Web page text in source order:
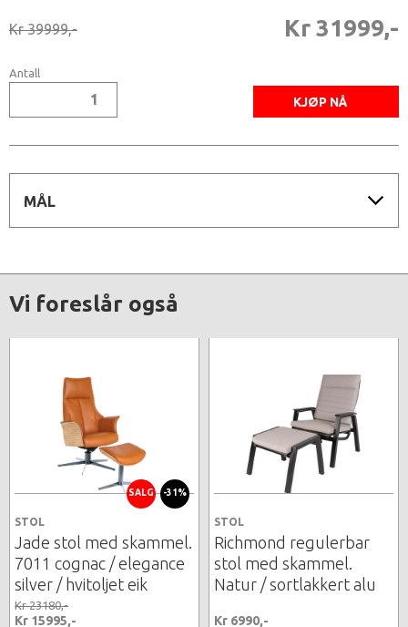
Kr 39999,- Kr 31999,-
Antall
MÅL
Vi foreslår også
SALG -31%
STOL
Jade stol med skammel.
7011 cognac / elegance
silver / hvitoljet eik
Kr 23180,-
Kr 15995,-
STOL
Richmond regulerbar
stol med skammel.
Natur / sortlakkert alu
Kr 6990,-